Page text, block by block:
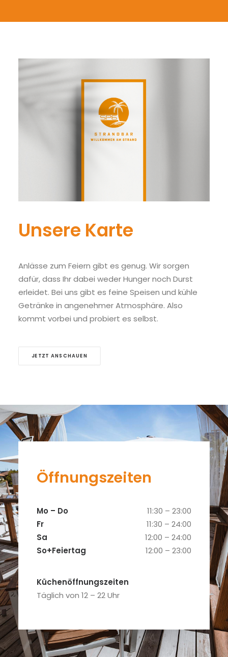
Unsere Karte
Anlässe zum Feiern gibt es genug. Wir sorgen
dafür, dass Ihr dabei weder Hunger noch Durst
erleidet. Bei uns gibt es feine Speisen und kühle
Getränke in angenehmer Atmosphäre. Also
kommt vorbei und probiert es selbst.
JETZT ANSCHAUEN
Öffnungszeiten
Mo – Do
Fr
Sa
So+Feiertag
11:30 – 23:00
11:30 – 24:00
12:00 – 24:00
12:00 – 23:00
Küchenöffnungszeiten
Täglich von 12 – 22 Uhr